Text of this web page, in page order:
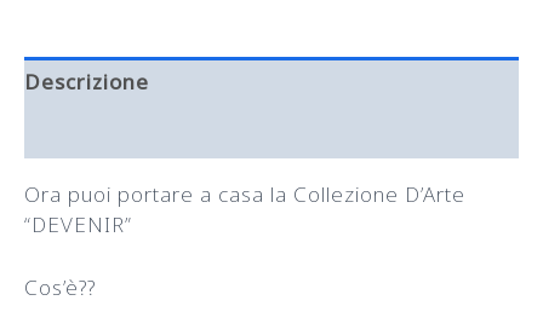
Descrizione
Ora puoi portare a casa la Collezione D’Arte
“DEVENIR”
Cos’è??